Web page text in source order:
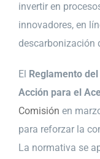
invertir en
innovadores, en
descarbonización
El Reglamento
Acción para el
Comisión en
para reforzar la
La normativa se